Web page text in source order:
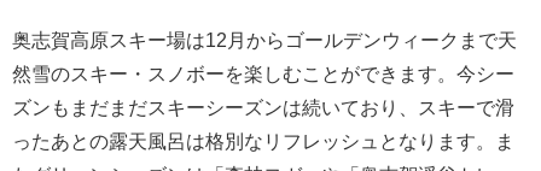
奥志賀高原スキー場は12月からゴールデンウィークまで天
然雪のスキー・スノボーを楽しむことができます。今シー
ズンもまだまだスキーシーズンは続いており、スキーで滑
ったあとの露天風呂は格別なリフレッシュとなります。ま